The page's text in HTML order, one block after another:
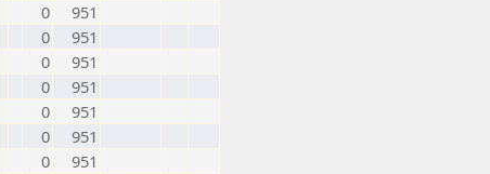
0
951
0
951
0
951
0
951
0
951
0
951
0
951